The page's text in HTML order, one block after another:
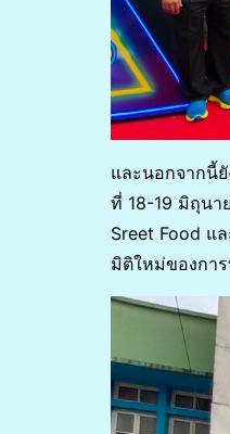
และนอกจากนี้ยั
ที่ 18-19 มิถุนา
Sreet Food แ
มิติใหม่ของกา